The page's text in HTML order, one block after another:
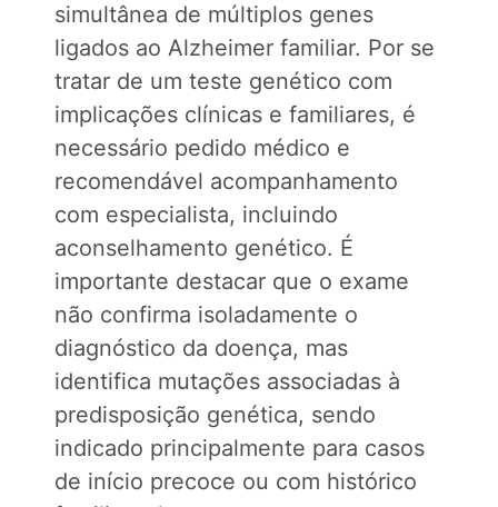
simultânea de múltiplos genes
ligados ao Alzheimer familiar. Por se
tratar de um teste genético com
implicações clínicas e familiares, é
necessário pedido médico e
recomendável acompanhamento
com especialista, incluindo
aconselhamento genético. É
importante destacar que o exame
não confirma isoladamente o
diagnóstico da doença, mas
identifica mutações associadas à
predisposição genética, sendo
indicado principalmente para casos
de início precoce ou com histórico